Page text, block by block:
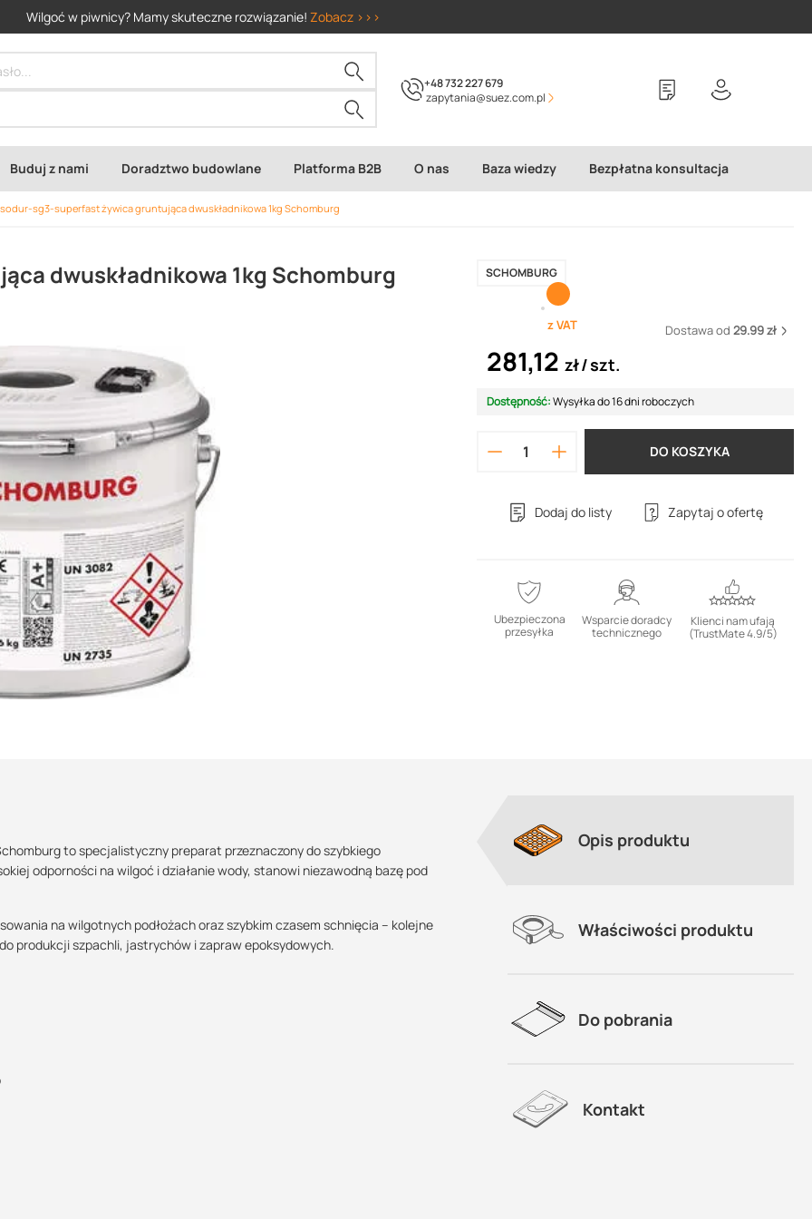
Wilgoć w piwnicy? Mamy skuteczne rozwiązanie! Zobacz >>>
+48 732 227 679
zapytania@suez.com.pl
Buduj z nami Doradztwo budowlane Platforma B2B O nas Baza wiedzy Bezpłatna konsultacja
sg3-superfast żywica gruntująca dwuskładnikowa 1kg Schomburg
dwuskładnikowa 1kg Schomburg SCHOMBURG
z VAT Dostawa od 29.99 zł
281,12 zł szt.
Dostępność:Wysyłka do 16 dni roboczych
DO KOSZYKA
Dodaj do listy Zapytaj o ofertę
Ubezpieczona
przesyłka
Wsparcie doradcy
technicznego
Klienci nam ufają
(TrustMate 4.9/5)
to specjalistyczny preparat przeznaczony do szybkiego
odporności na wilgoć i działanie wody, stanowi niezawodną bazę pod
na wilgotnych podłożach oraz szybkim czasem schnięcia – kolejne
produkcji szpachli, jastrychów i zapraw epoksydowych.
Maszy pytania lub wątpliwości?
Opis produktu
Właściwości produktu
Do pobrania
Kontakt